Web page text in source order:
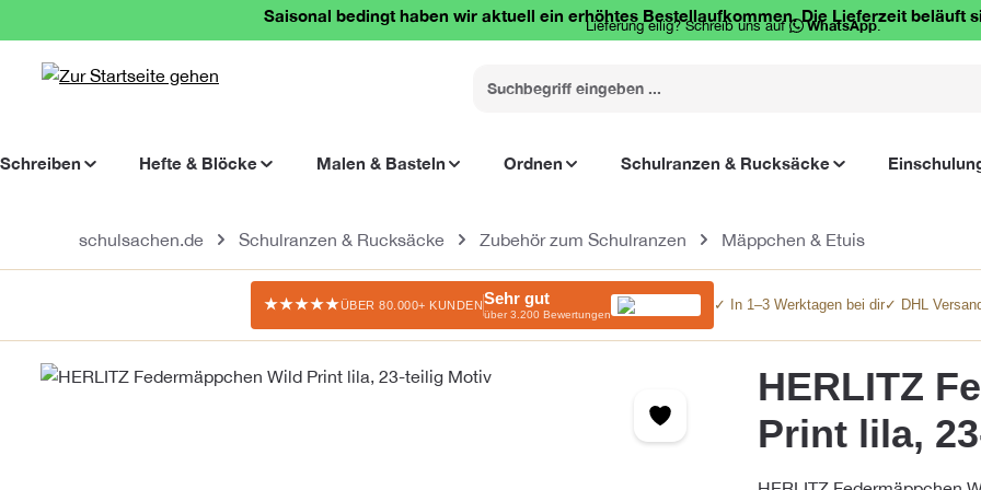
Zur Hauptnavigation springenSaisonal bedingt haben wir aktuell ein erhöhtes Bestellaufkommen. Die Lieferzeit beläuft
Lieferung eilig? Schreib uns auf WhatsApp.
Schreiben Hefte & Blöcke Malen & Basteln Ordnen Schulranzen & Rucksäcke
schulsachen.de Schulranzen & Rucksäcke Zubehör zum Schulranzen Mäppchen & Etuis
★★★★★ÜBER 80.000+ KUNDENSehr gut
über 3.200 Bewertungen
✓ In 1–3 Werktagen bei dir✓ DHL
Bildergalerie überspringen
HERLITZ
Print lila,